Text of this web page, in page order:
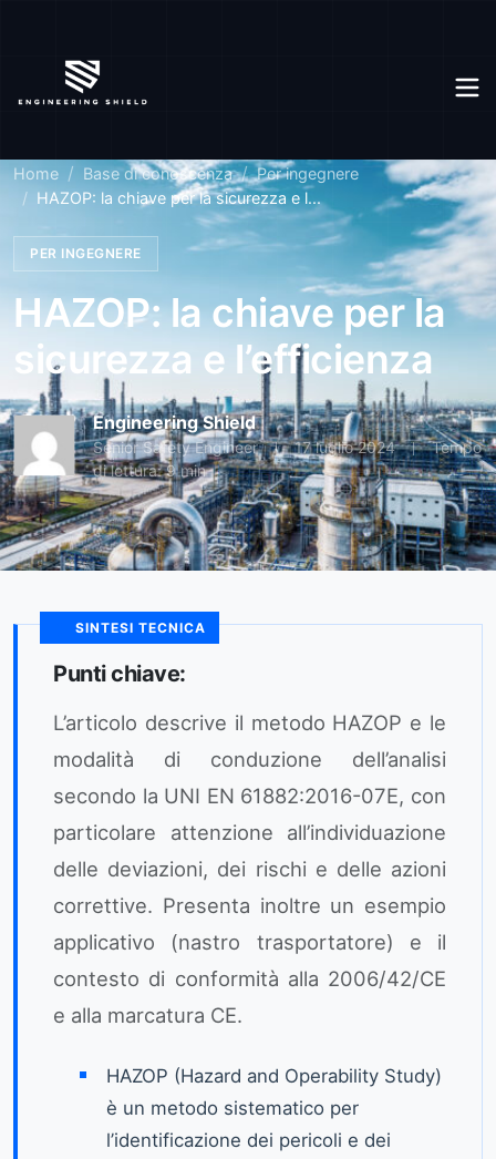
Home Base di conoscenza
Per ingegnere
HAZOP: la chiave per la sicurezza e l...
PER INGEGNERE
HAZOP: la chiave per la
sicurezza e l’efficienza
Engineering Shield
Senior Safety Engineer 17 luglio 2024
Tempo
di lettura: 9 min
SINTESI TECNICA
Punti chiave:
L’articolo descrive il metodo HAZOP e le
modalità di conduzione dell’analisi
secondo la UNI EN 61882:2016-07E, con
particolare attenzione all’individuazione
delle deviazioni, dei rischi e delle azioni
correttive. Presenta inoltre un esempio
applicativo (nastro trasportatore) e il
contesto di conformità alla 2006/42/CE
e alla marcatura CE.
HAZOP (Hazard and Operability Study)
è un metodo sistematico per
l’identificazione dei pericoli e dei